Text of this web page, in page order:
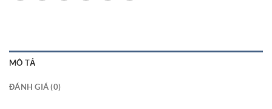
MÔ TẢ
ĐÁNH GIÁ (0)